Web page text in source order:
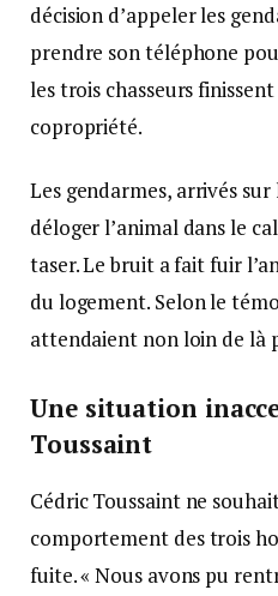
décision d’appeler les
prendre son téléphone
les trois chasseurs
copropriété.
Les gendarmes, arrivés
déloger l’animal dans le
taser. Le bruit a fait fuir
du logement. Selon le
attendaient non loin de là
Une situation
Toussaint
Cédric Toussaint ne
comportement des trois
fuite. « Nous avons pu